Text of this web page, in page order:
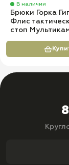
В наличии
Брюки Горка
Флис
стоп